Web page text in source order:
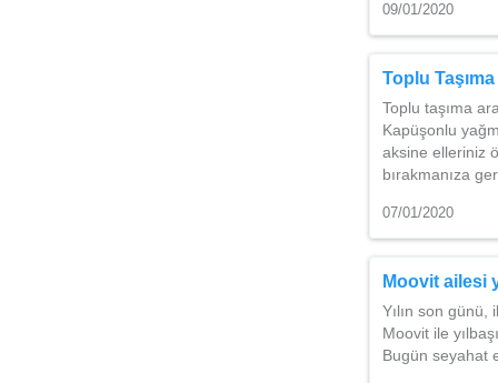
09/01/2020
Toplu
Toplu taşıma
Kapüşonlu
aksine elleriniz
bırakmanıza
07/01/2020
Moovit ailesi
Yılın son
Moovit ile
Bugün seyahat